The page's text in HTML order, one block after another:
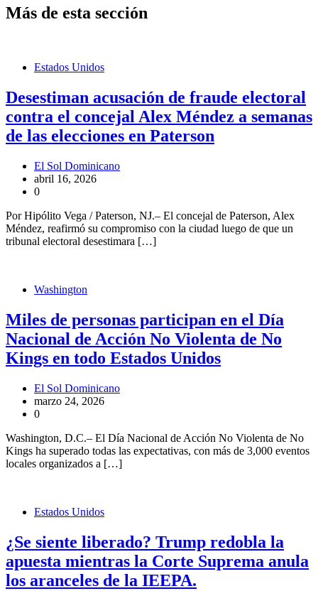
Más de esta sección
Estados Unidos
Desestiman acusación de fraude electoral
contra el concejal Alex Méndez a semanas
de las elecciones en Paterson
El Sol Dominicano
abril 16, 2026
0
Por Hipólito Vega / Paterson, NJ.– El concejal de Paterson, Alex
Méndez, reafirmó su compromiso con la ciudad luego de que un
tribunal electoral desestimara […]
Washington
Miles de personas participan en el Día
Nacional de Acción No Violenta de No
Kings en todo Estados Unidos
El Sol Dominicano
marzo 24, 2026
0
Washington, D.C.– El Día Nacional de Acción No Violenta de No
Kings ha superado todas las expectativas, con más de 3,000 eventos
locales organizados a […]
Estados Unidos
¿Se siente liberado? Trump redobla la
apuesta mientras la Corte Suprema anula
los aranceles de la IEEPA.